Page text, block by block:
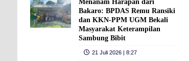
Menanam Harapan dari
Bakaro: BPDAS Remu Ransiki
dan KKN-PPM UGM Bekali
Masyarakat Keterampilan
Sambung Bibit
21 Juli 2026 | 8:27